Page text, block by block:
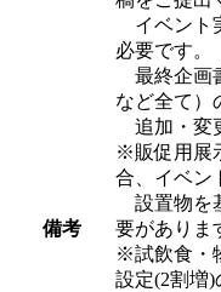
備考
イベント
必要です。
最終企画
など全て）
追加・変
※販促用展
合、イベン
設置物を
要がありま
※試飲食・
設定(2割増)